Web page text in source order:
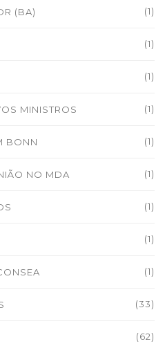
(BA) (1)
(1)
(1)
MINISTROS (1)
BONN (1)
NO MDA (1)
(1)
(1)
(1)
(33)
(62)